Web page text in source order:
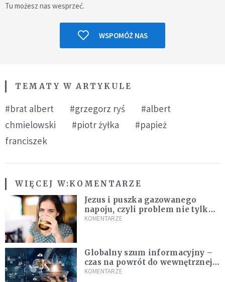
Tu możesz nas wesprzeć.
WSPOMÓŻ NAS
TEMATY W ARTYKULE
#brat albert #grzegorz ryś
#albert
chmielowski
#piotr żyłka
#papież
franciszek
WIĘCEJ W:KOMENTARZE
Jezus i puszka gazowanego
napoju, czyli problem nie tylko
techniczny
KOMENTARZE
Globalny szum informacyjny –
czas na powrót do wewnętrznej
prawdy
KOMENTARZE